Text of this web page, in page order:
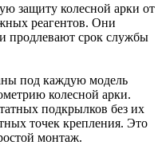
защиту колесной арки от
реагентов. Они
продлевают срок службы
под каждую модель
колесной арки.
подкрылков без их
точек крепления. Это
монтаж.